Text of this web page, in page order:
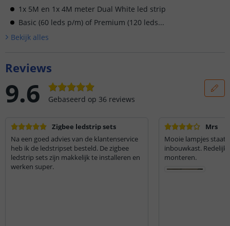
1x 5M en 1x 4M meter Dual White led strip
Basic (60 leds p/m) of Premium (120 leds...
Bekijk alles
Reviews
9.6 Gebaseerd op 36 reviews
Zigbee ledstrip sets
Na een goed advies van de klantenservice
heb ik de ledstripset besteld. De zigbee
ledstrip sets zijn makkelijk te installeren en
werken super.
Mrs
Mooie lampjes staat
inbouwkast. Redelijk
monteren.